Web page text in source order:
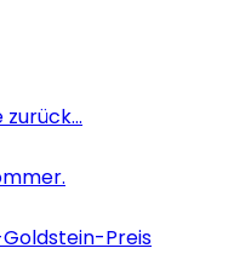
zurück…
Preis